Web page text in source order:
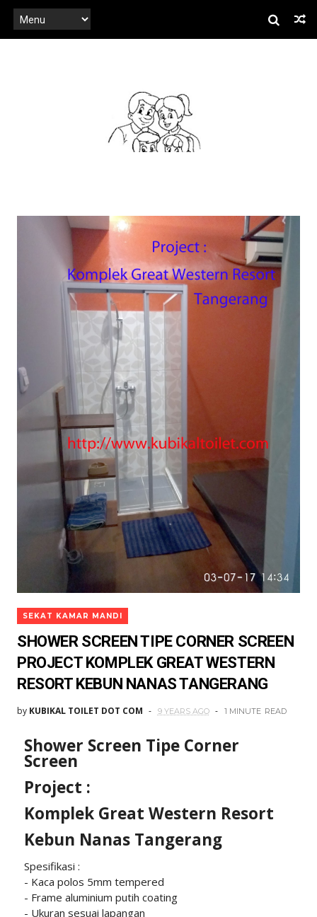
SEKAT KAMAR MANDI
SHOWER SCREEN TIPE CORNER SCREEN
PROJECT KOMPLEK GREAT WESTERN
RESORT KEBUN NANAS TANGERANG
by KUBIKAL TOILET DOT COM 9 YEARS AGO 1 MINUTE READ
Shower Screen Tipe Corner
Screen
Project :
Komplek Great Western Resort
Kebun Nanas Tangerang
Spesifikasi :
- Kaca polos 5mm tempered
- Frame aluminium putih coating
- Ukuran sesuai lapangan